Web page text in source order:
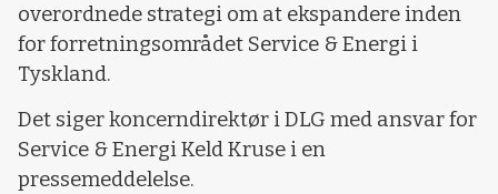
overordnede strategi om at ekspandere inden
for forretningsområdet Service & Energi i
Tyskland.
Det siger koncerndirektør i DLG med ansvar for
Service & Energi Keld Kruse i en
pressemeddelelse.